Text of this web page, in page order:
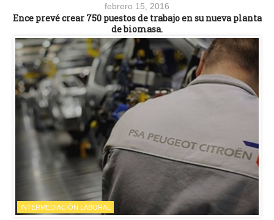
febrero 15, 2016
Ence prevé crear 750 puestos de trabajo en su nueva planta
de biomasa.
INTERMEDIACIÓN LABORAL